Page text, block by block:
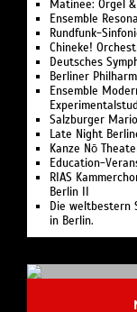
Matinee: Orgel
Ensemble
Rundfunk-
Chineke!
Deutsches
Berliner
Ensemble
Salzburger
Late Night
Kanze Nō
Education-
RIAS
Berlin II
Die weltbestern
in Berlin.